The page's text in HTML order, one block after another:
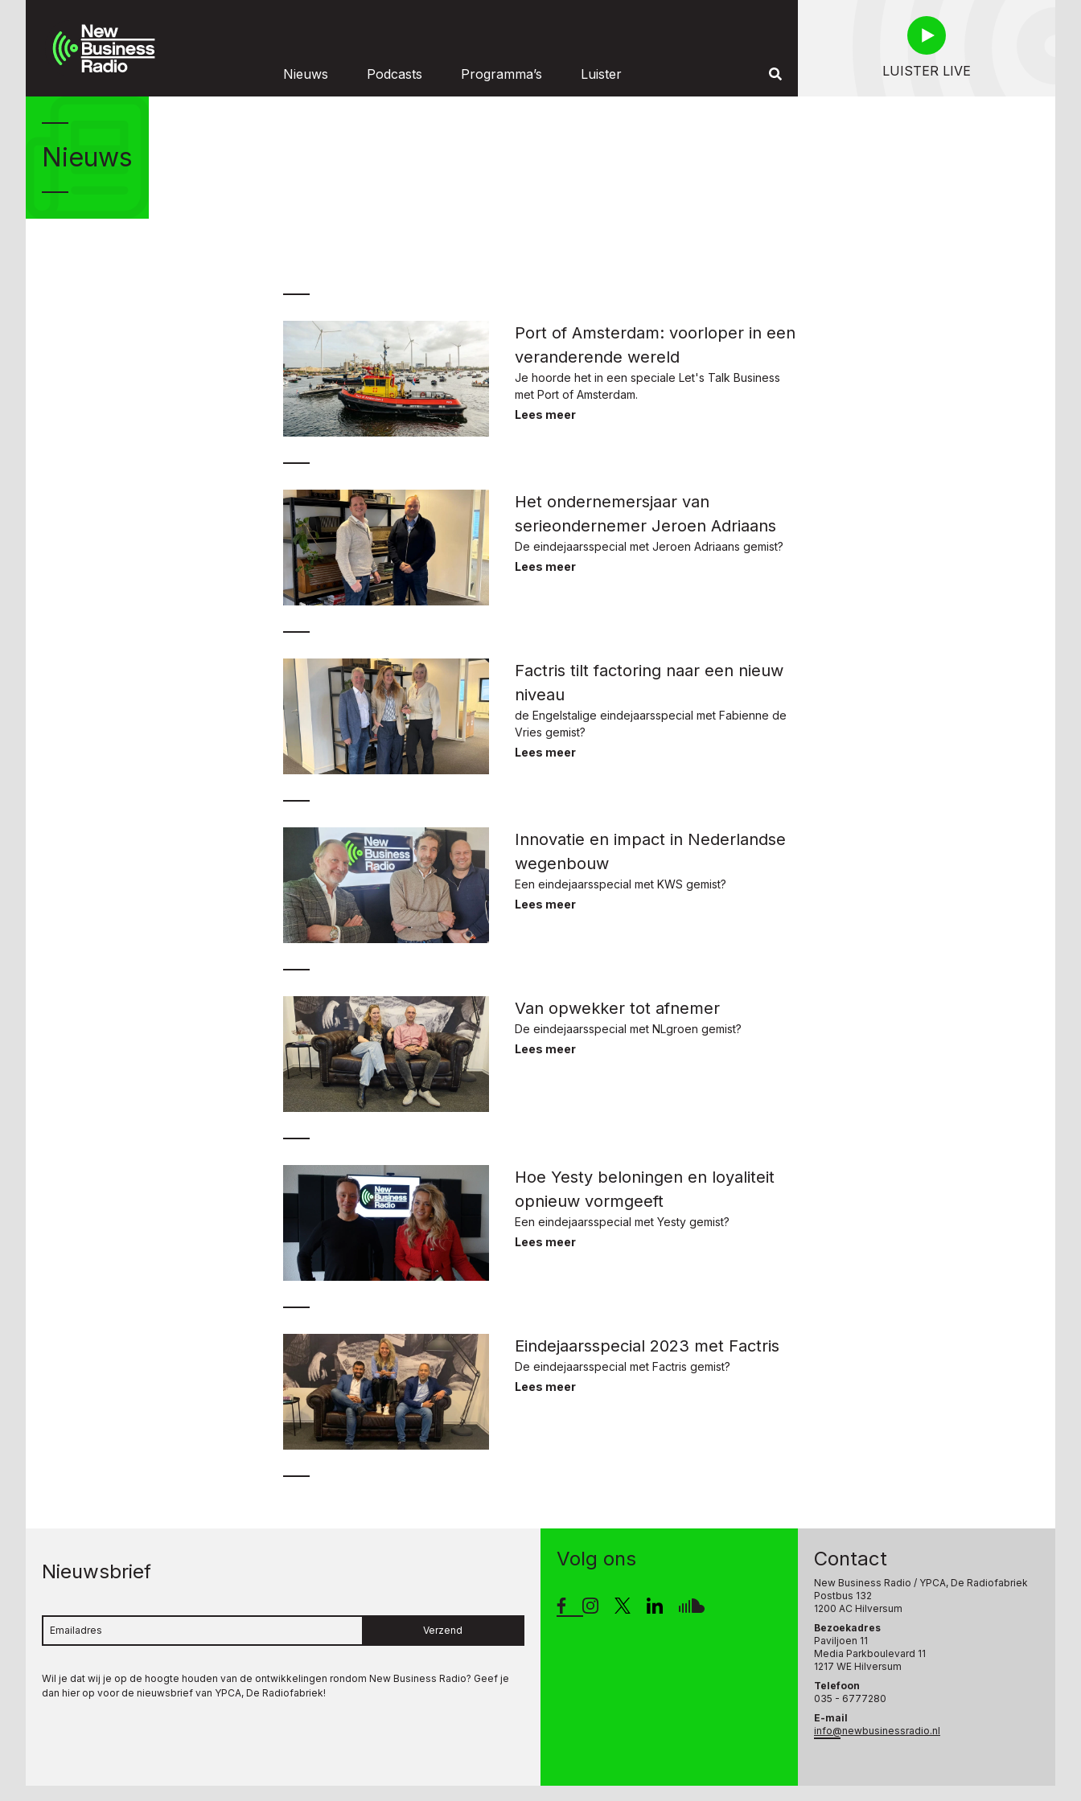
Nieuws Podcasts Programma’s Luister LUISTER LIVE
Nieuws
Port of Amsterdam: voorloper in een
veranderende wereld
Je hoorde het in een speciale Let's Talk Business
met Port of Amsterdam.
Lees meer
Het ondernemersjaar van
serieondernemer Jeroen Adriaans
De eindejaarsspecial met Jeroen Adriaans gemist?
Lees meer
Factris tilt factoring naar een nieuw
niveau
de Engelstalige eindejaarsspecial met Fabienne de
Vries gemist?
Lees meer
Innovatie en impact in Nederlandse
wegenbouw
Een eindejaarsspecial met KWS gemist?
Lees meer
Van opwekker tot afnemer
De eindejaarsspecial met NLgroen gemist?
Lees meer
Hoe Yesty beloningen en loyaliteit
opnieuw vormgeeft
Een eindejaarsspecial met Yesty gemist?
Lees meer
Eindejaarsspecial 2023 met Factris
De eindejaarsspecial met Factris gemist?
Lees meer
Nieuwsbrief
Verzend
Wil je dat wij je op de hoogte houden van de ontwikkelingen rondom New Business Radio? Geef je
dan hier op voor de nieuwsbrief van YPCA, De Radiofabriek!
Volg ons Contact
New Business Radio / YPCA, De Radiofabriek
Postbus 132
1200 AC Hilversum
Bezoekadres
Paviljoen 11
Media Parkboulevard 11
1217 WE Hilversum
Telefoon
035 - 6777280
E-mail
info@newbusinessradio.nl